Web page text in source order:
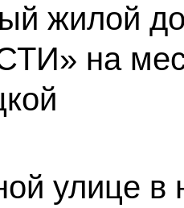
жилой
на
улице